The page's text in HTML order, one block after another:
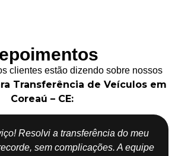
clientes estão dizendo sobre nossos
Transferência de Veículos em
Coreaú – CE:
Resolvi a transferência do meu
sem complicações. A equipe